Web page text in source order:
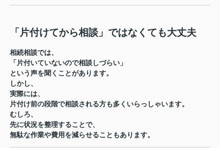
「片付けてから相談」ではなくても大丈夫
相続相談では、
「片付いていないので相談しづらい」
という声を聞くことがあります。
しかし、
実際には、
片付け前の段階で相談される方も多くいらっしゃいます。
むしろ、
先に状況を整理することで、
無駄な作業や費用を減らせることもあります。